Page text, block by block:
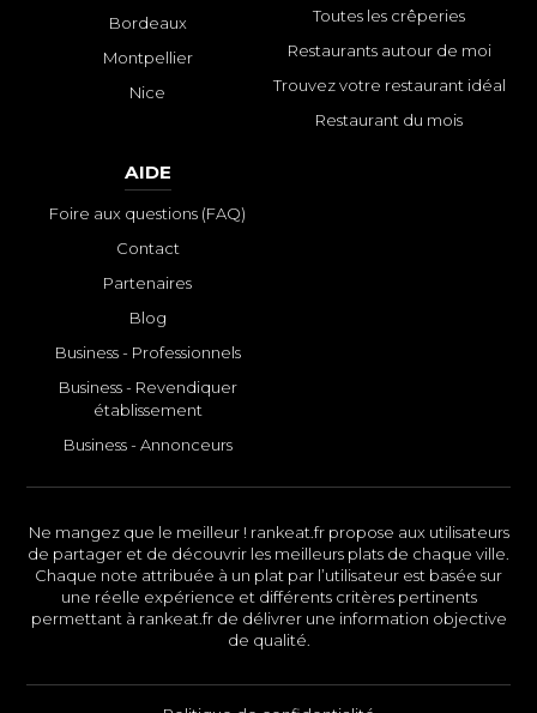
Bordeaux
Montpellier
Nice
Toutes les crêperies
Restaurants autour de moi
Trouvez votre restaurant idéal
Restaurant du mois
AIDE
Foire aux questions (FAQ)
Contact
Partenaires
Blog
Business - Professionnels
Business - Revendiquer
établissement
Business - Annonceurs
Ne mangez que le meilleur ! rankeat.fr propose aux utilisateurs
de partager et de découvrir les meilleurs plats de chaque ville.
Chaque note attribuée à un plat par l’utilisateur est basée sur
une réelle expérience et différents critères pertinents
permettant à rankeat.fr de délivrer une information objective
de qualité.